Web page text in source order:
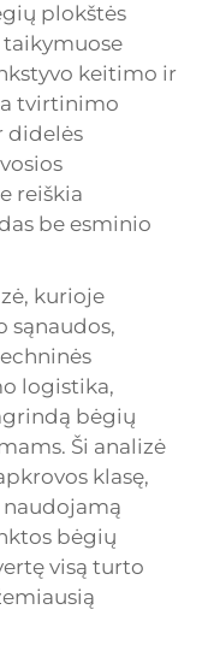
plokštės
keitimo ir
tvirtinimo
didelės
reiškia
be esminio
kurioje
sąnaudos,
logistika,
bėgių
Ši analizė
klasę,
naudojamą
bėgių
visą turto